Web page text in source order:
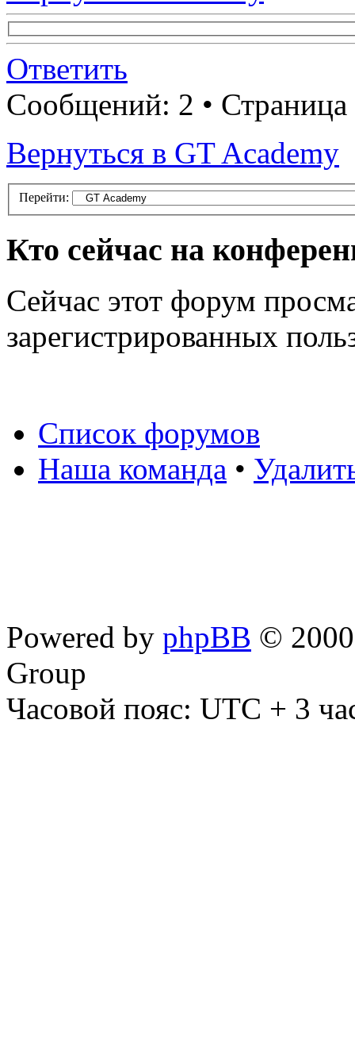
Ответить
Сообщений: 2 • Страница
Вернуться в GT Academy
Перейти:
Кто сейчас на
Сейчас этот форум
зарегистрированных
Список форумов
Наша команда •
Powered by phpBB ©
Group
Часовой пояс: UTC + 3